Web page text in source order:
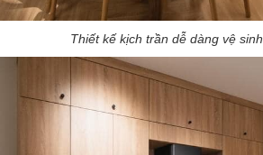
Thiết kế kịch trần dễ dàng vệ sinh